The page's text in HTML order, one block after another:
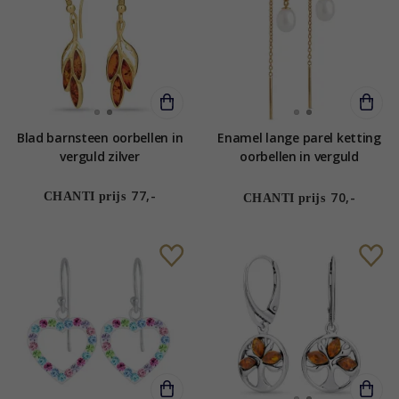
Blad barnsteen oorbellen in
verguld zilver
CHANTI prijs 77,-
Enamel lange parel ketting
oorbellen in verguld
CHANTI prijs 70,-